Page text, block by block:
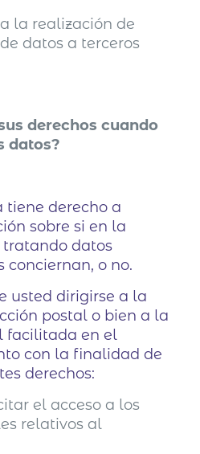
la realización de
datos a terceros
derechos cuando
datos?
tiene derecho a
sobre si en la
datos
conciernan, o no.
usted dirigirse a la
postal o bien a la
facilitada en el
con la finalidad de
derechos:
el acceso a los
relativos al